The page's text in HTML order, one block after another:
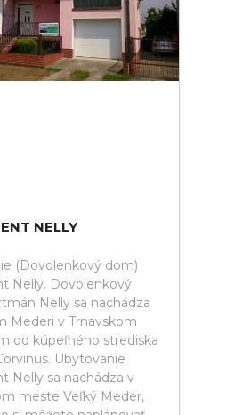
NELLY
(Dovolenkový dom)
Nelly. Dovolenkový
Nelly sa nachádza
Mederi v Trnavskom
od kúpeľného strediska
Ubytovanie
Nelly sa nachádza v
meste Veľký Meder,